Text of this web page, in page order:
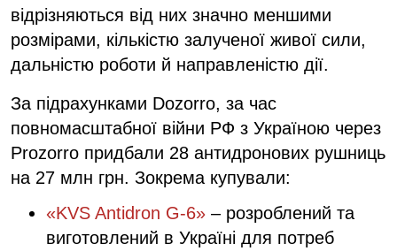
відрізняються від них значно меншими
розмірами, кількістю залученої живої сили,
дальністю роботи й направленістю дії.
За підрахунками Dozorro, за час
повномасштабної війни РФ з Україною через
Prozorro придбали 28 антидронових рушниць
на 27 млн грн. Зокрема купували:
«KVS Antidron G-6» – розроблений та
виготовлений в Україні для потреб